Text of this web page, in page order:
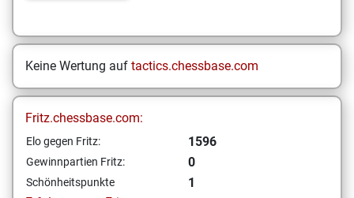
Keine Wertung auf tactics.chessbase.com
Fritz.chessbase.com:
Elo gegen Fritz: 1596
Gewinnpartien Fritz: 0
Schönheitspunkte
1